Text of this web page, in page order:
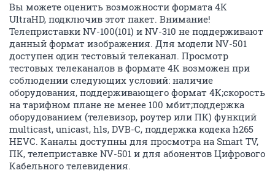
Вы можете оценить возможности формата 4К
UltraHD, подключив этот пакет. Внимание!
Телеприставки NV-100(101) и NV-310 не поддерживают
данный формат изображения. Для модели NV-501
доступен один тестовый телеканал. Просмотр
тестовых телеканалов в формате 4К возможен при
соблюдении следующих условий: наличие
оборудования, поддерживающего формат 4К;скорость
на тарифном плане не менее 100 мбит;поддержка
оборудованием (телевизор, роутер или ПК) функций
multicast, unicast, hls, DVB-C, поддержка кодека h265
HEVC. Каналы доступны для просмотра на Smart TV,
ПК, телеприставке NV-501 и для абонентов Цифрового
Кабельного телевидения.